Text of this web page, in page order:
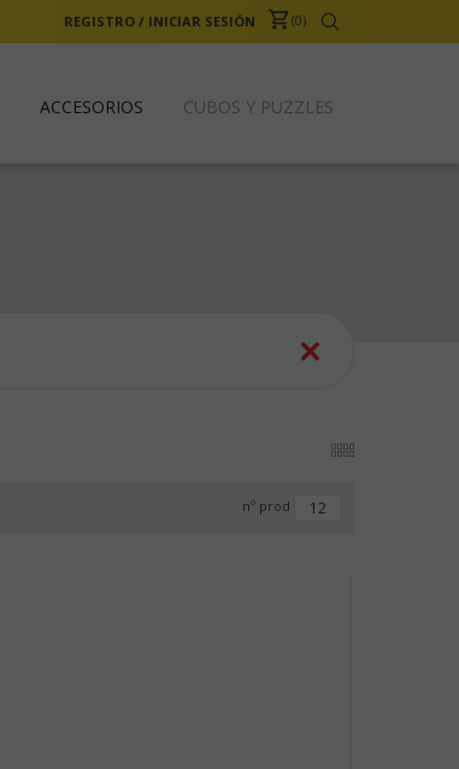
REGISTRO / INICIAR SESIÓN 0
ACCESORIOS CUBOS Y PUZZLES
nº prod